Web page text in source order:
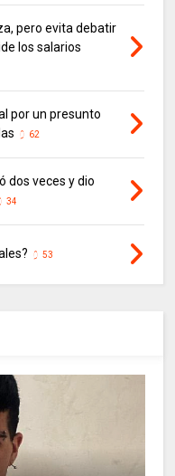
pero evita debatir
los salarios
por un presunto
62
dos veces y dio
34
53